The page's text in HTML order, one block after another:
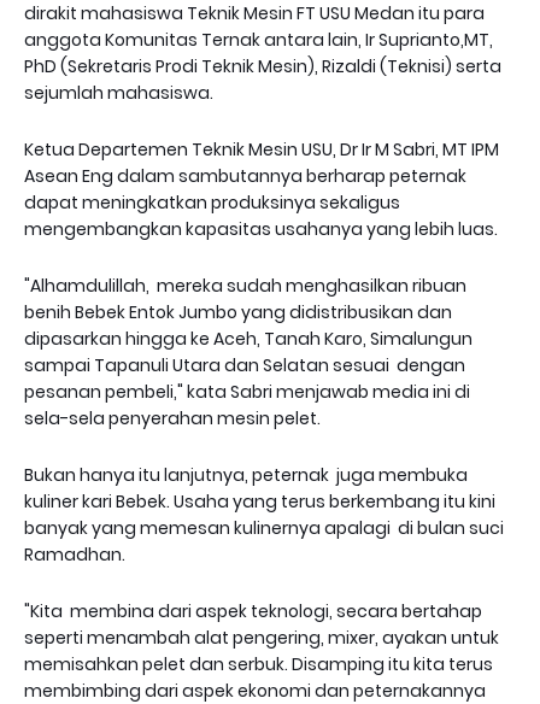
dirakit mahasiswa Teknik Mesin FT USU Medan itu para
anggota Komunitas Ternak antara lain, Ir Suprianto,MT,
PhD (Sekretaris Prodi Teknik Mesin), Rizaldi (Teknisi) serta
sejumlah mahasiswa.
Ketua Departemen Teknik Mesin USU, Dr Ir M Sabri, MT IPM
Asean Eng dalam sambutannya berharap peternak
dapat meningkatkan produksinya sekaligus
mengembangkan kapasitas usahanya yang lebih luas.
"Alhamdulillah, mereka sudah menghasilkan ribuan
benih Bebek Entok Jumbo yang didistribusikan dan
dipasarkan hingga ke Aceh, Tanah Karo, Simalungun
sampai Tapanuli Utara dan Selatan sesuai dengan
pesanan pembeli," kata Sabri menjawab media ini di
sela-sela penyerahan mesin pelet.
Bukan hanya itu lanjutnya, peternak juga membuka
kuliner kari Bebek. Usaha yang terus berkembang itu kini
banyak yang memesan kulinernya apalagi di bulan suci
Ramadhan.
"Kita membina dari aspek teknologi, secara bertahap
seperti menambah alat pengering, mixer, ayakan untuk
memisahkan pelet dan serbuk. Disamping itu kita terus
membimbing dari aspek ekonomi dan peternakannya